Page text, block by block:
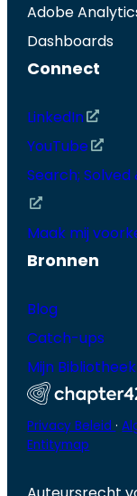
Adobe
Dashboards
Connect
LinkedIn
YouTube
Search; Solved
Maak mij
Bronnen
Blog
Catch-ups
Mijn Bibliotheek
Privacy Beleid·
Entitymap